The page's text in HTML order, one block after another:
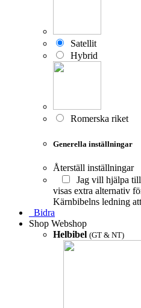
Satellit
Hybrid
Romerska riket
Generella inställningar
Återställ inställningar
Jag vill hjälpa till
visas extra alternativ
Kärnbibelns ledning
Bidra
Shop Webshop
Helbibel (GT & NT)